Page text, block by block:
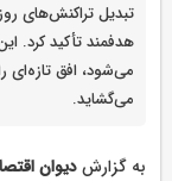
تبدیل تراکنش‌های
هدفمند تأکید کرد.
می‌شود، افق تازه‌ای
می‌گشاید.
به گزارشدیوان